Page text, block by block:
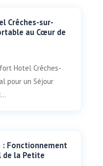
Crêches-sur-
au Cœur de
Hotel Crêches-
pour un Séjour
: Fonctionnement
de la Petite